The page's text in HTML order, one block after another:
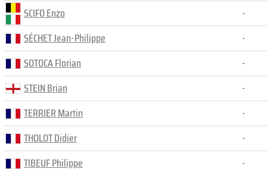
SCIFO Enzo
-
SÉCHET Jean-Philippe
-
SOTOCA Florian
-
STEIN Brian
-
TERRIER Martin
-
THOLOT Didier
-
TIBEUF Philippe
-